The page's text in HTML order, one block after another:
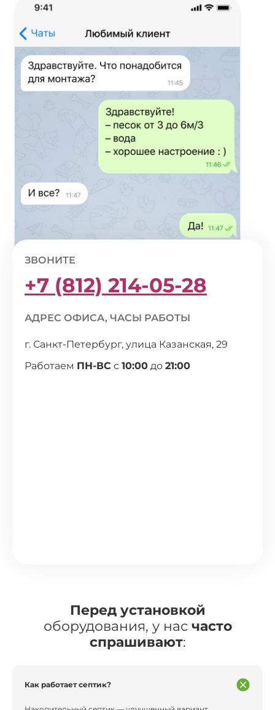
ЗВОНИТЕ
+7 (812) 214-05-28
АДРЕС ОФИСА, ЧАСЫ РАБОТЫ
г. Санкт-Петербург, улица Казанская, 29
Работаем ПН-ВС с 10:00 до 21:00
Перед установкой
оборудования, у нас часто
спрашивают:
Как работает септик?